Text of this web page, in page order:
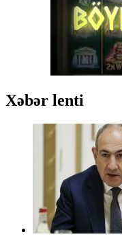
Xəbər lenti